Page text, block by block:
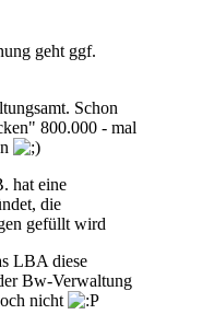
geht ggf.
Schon
800.000 - mal
hat eine
die
gefüllt wird
LBA diese
Bw-Verwaltung
nicht